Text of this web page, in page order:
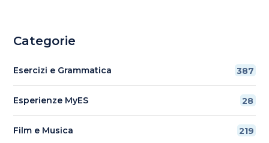
Categorie
Esercizi e Grammatica 387
Esperienze MyES 28
Film e Musica 219